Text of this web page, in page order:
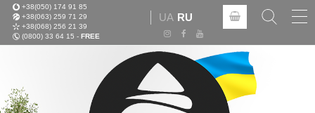
+38(050) 174 91 85
+38(063) 259 71 29
+38(068) 256 21 39
(0800) 33 64 15 - FREE
UA RU